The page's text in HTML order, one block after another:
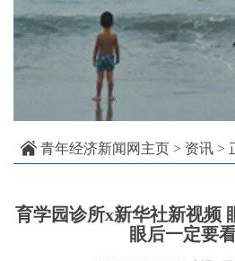
青年经济新闻网主页 > 资讯 >
育学园诊所x新华社新视频
眼后一定要